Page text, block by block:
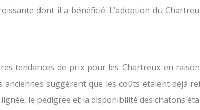
dont il a bénéficié. L’adoption du
tendances de prix pour les Chartreux en
anciennes suggèrent que les coûts étaient déjà
le pedigree et la disponibilité des chatons